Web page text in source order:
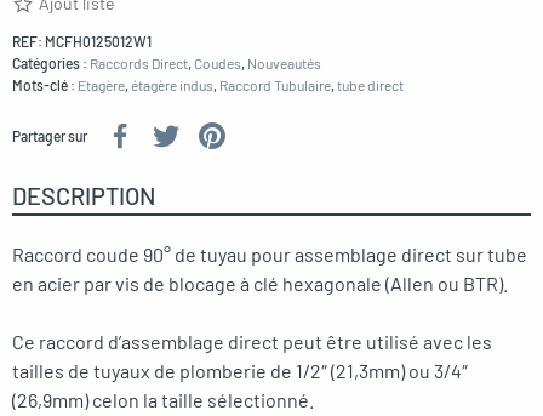
REF: MCFH0125012W1
Catégories : Raccords Direct, Coudes, Nouveautés
Mots-clé : Etagère, étagère indus, Raccord Tubulaire, tube direct
Partager sur
DESCRIPTION
Raccord coude 90° de tuyau pour assemblage direct sur tube
en acier par vis de blocage à clé hexagonale (Allen ou BTR).
Ce raccord d’assemblage direct peut être utilisé avec les
tailles de tuyaux de plomberie de 1/2″ (21,3mm) ou 3/4″
(26,9mm) celon la taille sélectionné.